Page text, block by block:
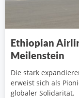
Ethiopian
Meilenstein
Die stark
erweist sich als
globaler Solidarität.